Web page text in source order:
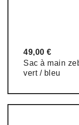
49,00 €
Sac à main
vert / bleu